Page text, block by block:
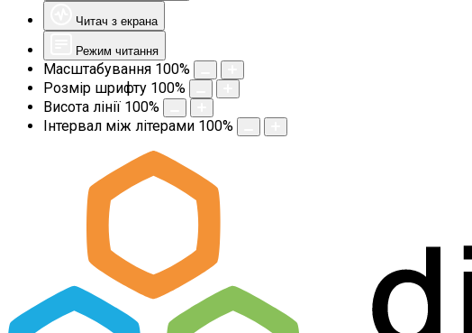
Читач з екрана
Режим читання
Масштабування 100%
Розмір шрифту 100%
Висота лінії 100%
Інтервал між літерами 100%